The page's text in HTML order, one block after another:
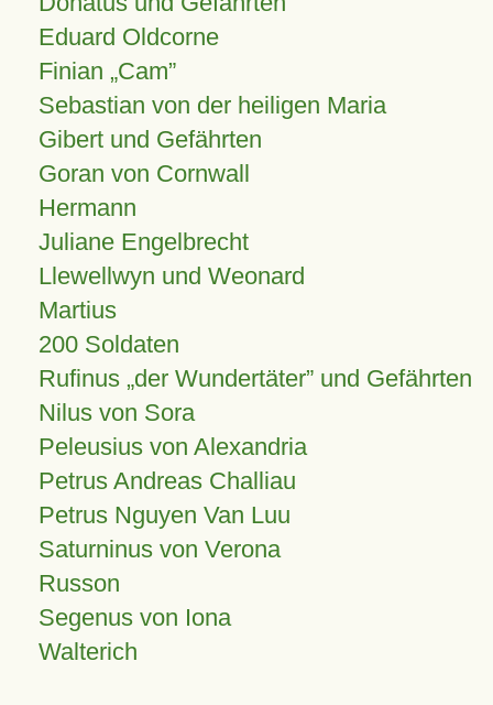
Eduard Oldcorne
Finian Cam
Sebastian von der heiligen Maria
Gibert und Gefährten
Goran von Cornwall
Hermann
Juliane Engelbrecht
Llewellwyn und Weonard
Martius
200 Soldaten
Rufinus „der Wundertäter” und Gefährten
Nilus von Sora
Peleusius von Alexandria
Petrus Andreas Challiau
Petrus Nguyen Van Luu
Saturninus von Verona
Russon
Segenus von Iona
Walterich